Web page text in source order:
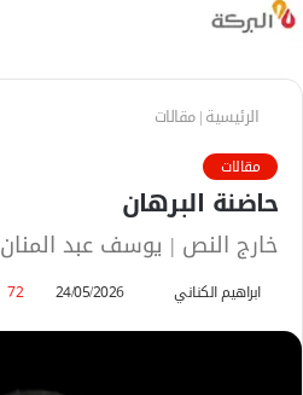
الرئيسية|مقالات
مقالات
حاضنة البرهان
خارج النص | يوسف عبد المنان
ابراهيم الكناني 24/05/2026
72